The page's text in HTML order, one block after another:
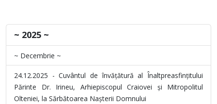
~ 2025 ~
~ Decembrie ~
24.12.2025 - Cuvântul de învățătură al Înaltpreasfințitului
Părinte Dr. Irineu, Arhiepiscopul Craiovei și Mitropolitul
Olteniei, la Sărbătoarea Nașterii Domnului